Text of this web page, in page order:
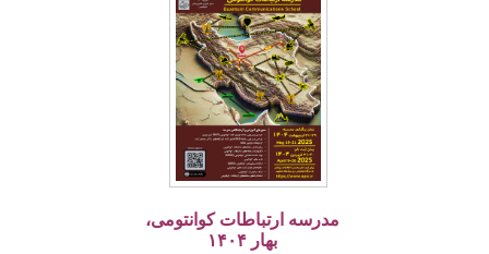
مدرسه ارتباطات کوانتومی،
بهار ۱۴۰۴